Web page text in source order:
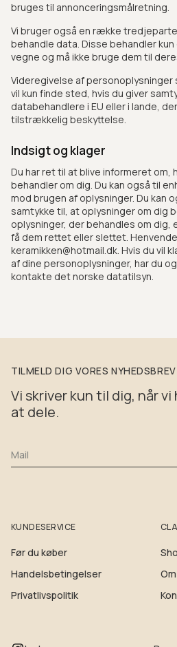
bruges til annonceringsmålretning.
Vi bruger også en række
behandle data. Disse behandler
vegne og må ikke bruge dem til
Videregivelse af personoplysninger
vil kun finde sted, hvis du giver
databehandlere i EU eller i lande,
tilstrækkelig beskyttelse.
Indsigt og klager
Du har ret til at blive informeret om,
behandler om dig. Du kan også til
mod brugen af ​​oplysninger. Du kan
samtykke til, at oplysninger om dig
oplysninger, der behandles om dig,
få dem rettet eller slettet.
keramikken@hotmail.dk. Hvis du vil
af dine personoplysninger, har du
kontakte det norske datatilsyn.
TILMELD DIG VORES NYHEDSBREV
Vi skriver kun til dig, når
at dele.
Mail
KUNDESERVICE
Før du køber
Handelsbetingelser
Privatlivspolitik